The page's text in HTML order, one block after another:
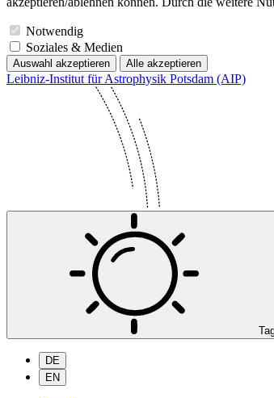
Notwendig
Soziales & Medien
Auswahl akzeptieren Alle akzeptieren
Leibniz-Institut für Astrophysik Potsdam (AIP)
DE
EN